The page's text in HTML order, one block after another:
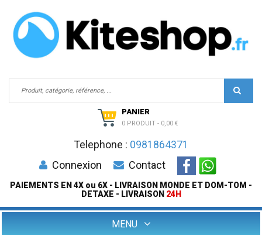
PANIER
0 PRODUIT - 0,00 €
Telephone : 0981864371
Connexion
Contact
PAIEMENTS EN 4X ou 6X - LIVRAISON MONDE ET DOM-TOM -
DETAXE - LIVRAISON 24H
MENU